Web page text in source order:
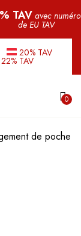
TAV avec numéro
de EU TAV
20% TAV
22% TAV
0
de poche